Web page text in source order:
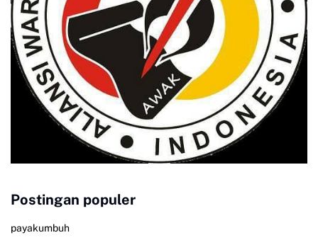
Postingan populer
payakumbuh